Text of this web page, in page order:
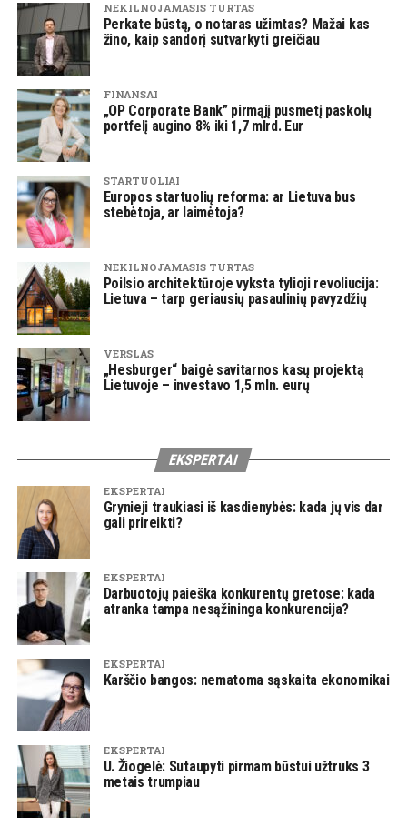
NEKILNOJAMASIS TURTAS
Perkate būstą, o notaras užimtas? Mažai kas
žino, kaip sandorį sutvarkyti greičiau
FINANSAI
„OP Corporate Bank” pirmąjį pusmetį paskolų
portfelį augino 8% iki 1,7 mlrd. Eur
STARTUOLIAI
Europos startuolių reforma: ar Lietuva bus
stebėtoja, ar laimėtoja?
NEKILNOJAMASIS TURTAS
Poilsio architektūroje vyksta tylioji revoliucija:
Lietuva – tarp geriausių pasaulinių pavyzdžių
VERSLAS
„Hesburger“ baigė savitarnos kasų projektą
Lietuvoje – investavo 1,5 mln. eurų
EKSPERTAI
EKSPERTAI
Grynieji traukiasi iš kasdienybės: kada jų vis dar
gali prireikti?
EKSPERTAI
Darbuotojų paieška konkurentų gretose: kada
atranka tampa nesąžininga konkurencija?
EKSPERTAI
Karščio bangos: nematoma sąskaita ekonomikai
EKSPERTAI
U. Žiogelė: Sutaupyti pirmam būstui užtruks 3
metais trumpiau